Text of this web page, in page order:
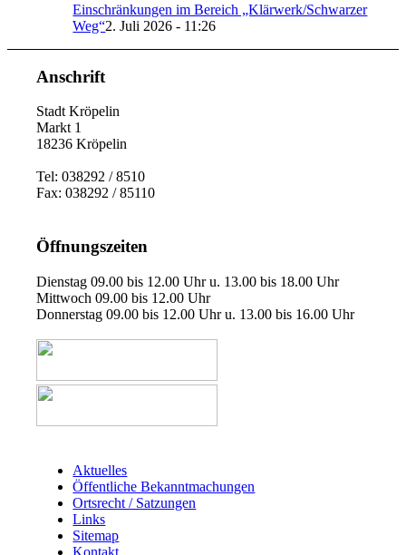
Einschränkungen im Bereich „Klärwerk/Schwarzer
Weg“2. Juli 2026 - 11:26
Anschrift
Stadt Kröpelin
Markt 1
18236 Kröpelin
Tel: 038292 / 8510
Fax: 038292 / 85110
Öffnungszeiten
Dienstag 09.00 bis 12.00 Uhr u. 13.00 bis 18.00 Uhr
Mittwoch 09.00 bis 12.00 Uhr
Donnerstag 09.00 bis 12.00 Uhr u. 13.00 bis 16.00 Uhr
Aktuelles
Öffentliche Bekanntmachungen
Ortsrecht / Satzungen
Links
Sitemap
Kontakt